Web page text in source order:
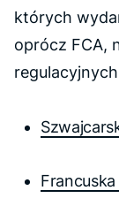
których
oprócz FCA,
Francuska